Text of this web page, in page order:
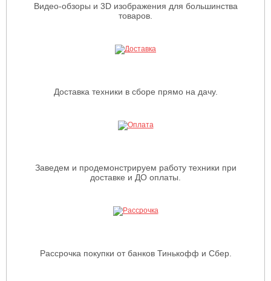
Видео-обзоры и 3D изображения для большинства
товаров.
Доставка техники в сборе прямо на дачу.
Заведем и продемонстрируем работу техники при
доставке и ДО оплаты.
Рассрочка покупки от банков Тинькофф и Сбер.